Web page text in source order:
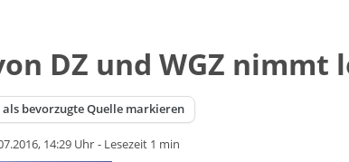
DZ und WGZ
als bevorzugte Quelle markieren
14:29 Uhr - Lesezeit 1 min